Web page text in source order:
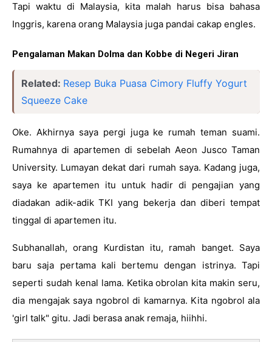
Tapi waktu di Malaysia, kita malah harus bisa bahasa
Inggris, karena orang Malaysia juga pandai cakap engles.
Pengalaman Makan Dolma dan Kobbe di Negeri Jiran
Related: Resep Buka Puasa Cimory Fluffy Yogurt
Squeeze Cake
Oke. Akhirnya saya pergi juga ke rumah teman suami.
Rumahnya di apartemen di sebelah Aeon Jusco Taman
University. Lumayan dekat dari rumah saya. Kadang juga,
saya ke apartemen itu untuk hadir di pengajian yang
diadakan adik-adik TKI yang bekerja dan diberi tempat
tinggal di apartemen itu.
Subhanallah, orang Kurdistan itu, ramah banget. Saya
baru saja pertama kali bertemu dengan istrinya. Tapi
seperti sudah kenal lama. Ketika obrolan kita makin seru,
dia mengajak saya ngobrol di kamarnya. Kita ngobrol ala
'girl talk" gitu. Jadi berasa anak remaja, hiihhi.